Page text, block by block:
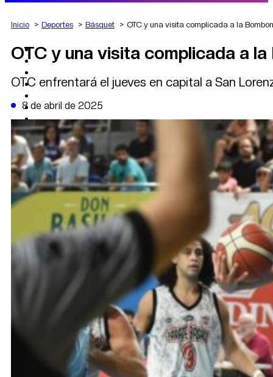
AGRO
DEPORTES
POLÍTICA
DATA FIRME
DE LA TRIBUNA TV
Inicio Deportes Básquet OTC y una visita complicada a la
OTC y una visita complicada a
OTC enfrentará el jueves en capital a San
8 de abril de 2025